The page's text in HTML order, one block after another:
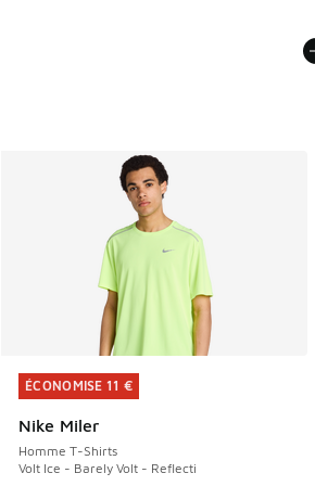
ÉCONOMISE 11 €
Nike Miler
Homme T-Shirts
Volt Ice - Barely Volt - Reflecti
ÉCONOMISE 11 €